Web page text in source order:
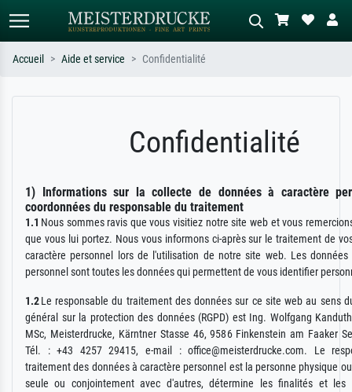
ex. Monet, Nuit étoilée,
impressionnisme, vague de Hokusai,
abstrait avec beaucoup de rouge,
tableau sombre, nu debout près d'un
Accueil Aide et service Confidentialité
Confidentialité
1) Informations sur la collecte de données à caractère
coordonnées du responsable du traitement
1.1 Nous sommes ravis que vous visitiez notre site web et vous
que vous lui portez. Nous vous informons ci-après sur le traitement de
caractère personnel lors de l'utilisation de notre site web. Les données
personnel sont toutes les données qui permettent de vous identifier
1.2Le responsable du traitement des données sur ce site web au sens
général sur la protection des données (RGPD) est Ing. Wolfgang
MSc, Meisterdrucke, Kärntner Stasse 46, 9586 Finkenstein am Faaker
Tél. : +43 4257 29415, e-mail : office@meisterdrucke.com. Le
traitement des données à caractère personnel est la personne physique
seule ou conjointement avec d'autres, détermine les finalités et les